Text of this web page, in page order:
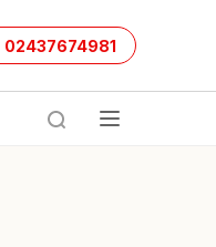
02437674981